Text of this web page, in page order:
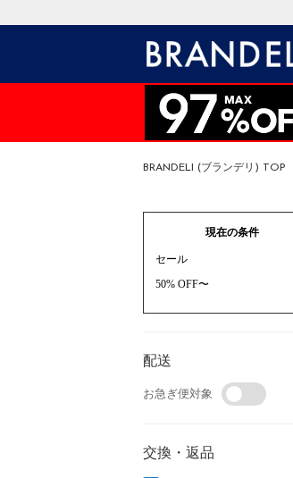
BRANDELI (ブランデリ) TOP
現在の条件
セール
50% OFF〜
配送
お急ぎ便対象
交換・返品